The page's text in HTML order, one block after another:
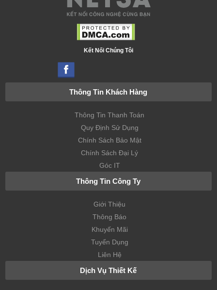
Kết Nối Chúng Tôi
Thông Tin Khách Hàng
Thông Tin Thanh Toán
Quy Định Sử Dụng
Chính Sách Bảo Mật
Chính Sách Đại Lý
Góc IT
Thông Tin Công Ty
Giới Thiệu
Thông Báo
Khuyến Mãi
Tuyển Dụng
Liên Hệ
Dịch Vụ Thiết Kế